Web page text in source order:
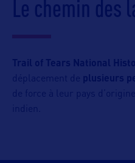
Le chemin des
Trail of Tears National
déplacement de plusieurs
de force à leur pays
indien.